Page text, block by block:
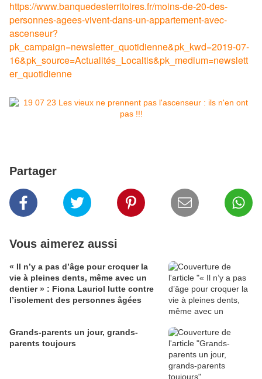
https://www.banquedesterritoires.fr/moins-de-20-des-
personnes-agees-vivent-dans-un-appartement-avec-
ascenseur?
pk_campaign=newsletter_quotidienne&pk_kwd=2019-07-
16&pk_source=Actualités_Localtis&pk_medium=newslett
er_quotidienne
Partager
Vous aimerez aussi
« Il n’y a pas d’âge pour croquer la
vie à pleines dents, même avec un
dentier » : Fiona Lauriol lutte contre
l’isolement des personnes âgées
Grands-parents un jour, grands-
parents toujours